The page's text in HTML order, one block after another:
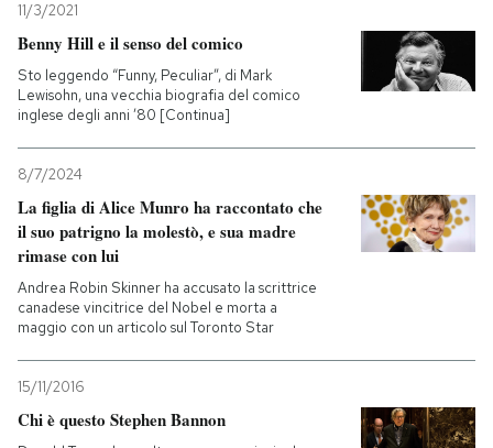
11/3/2021
Benny Hill e il senso del comico
Sto leggendo “Funny, Peculiar”, di Mark
Lewisohn, una vecchia biografia del comico
inglese degli anni ’80 [Continua]
8/7/2024
La figlia di Alice Munro ha raccontato che
il suo patrigno la molestò, e sua madre
rimase con lui
Andrea Robin Skinner ha accusato la scrittrice
canadese vincitrice del Nobel e morta a
maggio con un articolo sul Toronto Star
15/11/2016
Chi è questo Stephen Bannon